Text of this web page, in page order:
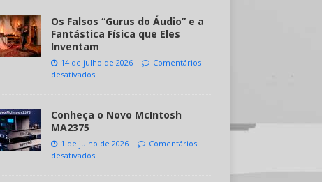
Os Falsos “Gurus do Áudio” e a
Fantástica Física que Eles
Inventam
14 de julho de 2026
Comentários
desativados
Conheça o Novo McIntosh
MA2375
1 de julho de 2026
Comentários
desativados